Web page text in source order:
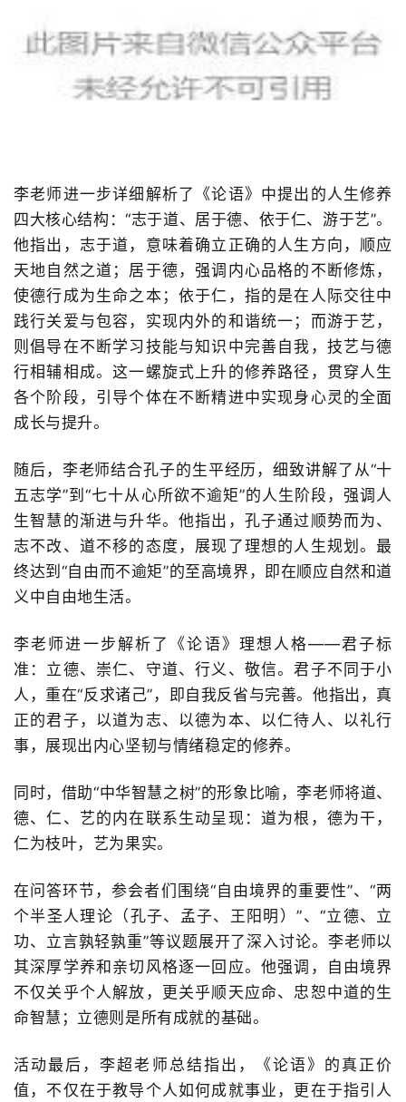
李老师进一步详细解析了《论语》中提出的人生修养
四大核心结构：“志于道、居于德、依于仁、游于艺”。
他指出，志于道，意味着确立正确的人生方向，顺应
天地自然之道；居于德，强调内心品格的不断修炼，
使德行成为生命之本；依于仁，指的是在人际交往中
践行关爱与包容，实现内外的和谐统一；而游于艺，
则倡导在不断学习技能与知识中完善自我，技艺与德
行相辅相成。这一螺旋式上升的修养路径，贯穿人生
各个阶段，引导个体在不断精进中实现身心灵的全面
成长与提升。
随后，李老师结合孔子的生平经历，细致讲解了从“十
五志学”到“七十从心所欲不逾矩”的人生阶段，强调人
生智慧的渐进与升华。他指出，孔子通过顺势而为、
志不改、道不移的态度，展现了理想的人生规划。最
终达到 “自由而不逾矩”的至高境界，即在顺应自然和道
义中自由地生活。
李老师进一步解析了《论语》理想人格——君子标
准：立德、崇仁、守道、行义、敬信。君子不同于小
人，重在“反求诸己” ，即自我反省与完善。他指出，真
正的君子，以道为志、以德为本、以仁待人、以礼行
事，展现出内心坚韧与情绪稳定的修养。
同时，借助“中华智慧之树”的形象比喻，李老师将道、
德、仁、艺的内在联系生动呈现：道为根，德为干，
仁为枝叶，艺为果实。
在问答环节，参会者们围绕“自由境界的重要性”、“两
个半圣人理论（孔子、孟子、王阳明）”、 “立德、立
功、立言孰轻孰重”等议题展开了深入讨论。李老师以
其深厚学养和亲切风格逐一回应。他强调，自由境界
不仅关乎个人解放，更关乎顺天应命、忠恕中道的生
命智慧；立德则是所有成就的基础。
活动最后，李超老师总结指出，《论语》的真正价
值，不仅在于教导个人如何成就事业，更在于指引人